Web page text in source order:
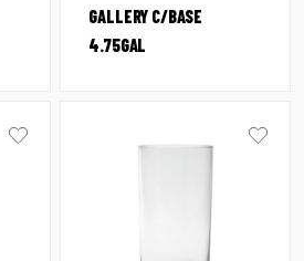
GALLERY C/BASE
4.75GAL